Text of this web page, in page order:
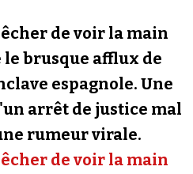
presse
don
à Vera
de voir la main
brusque afflux de
espagnole. Une
arrêt de justice mal
rumeur virale.
de voir la main